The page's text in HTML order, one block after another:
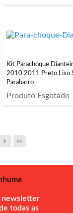
Kit Parachoque
2010 2011 Preto Liso
Parabarro
Produto Esgotado
newsletter
todas as